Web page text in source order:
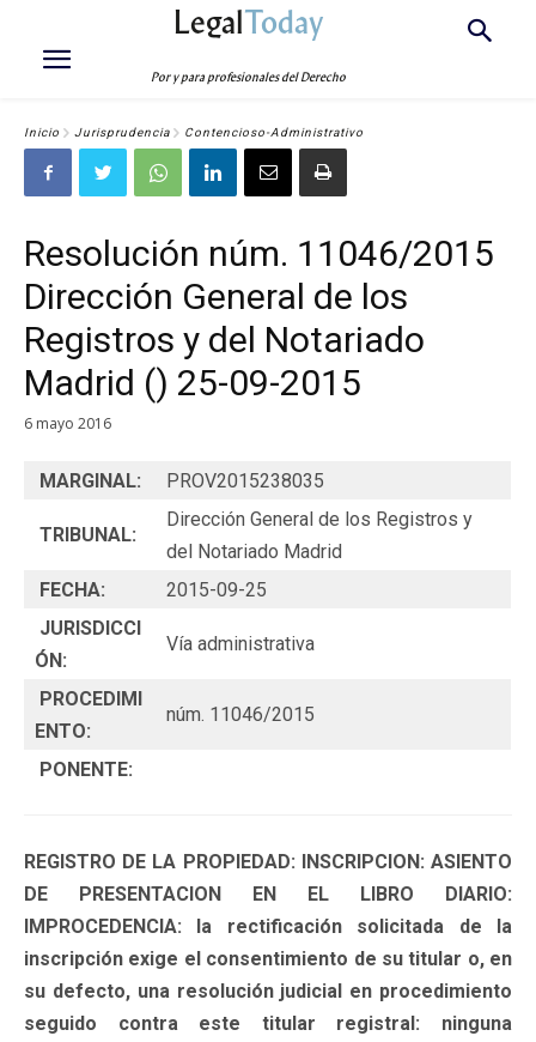
LegalToday
Por y para profesionales del Derecho
Inicio Jurisprudencia Contencioso-Administrativo
Resolución núm. 11046/2015
Dirección General de los
Registros y del Notariado
Madrid () 25-09-2015
6 mayo 2016
MARGINAL: PROV2015238035
TRIBUNAL:
Dirección General de los Registros y
del Notariado Madrid
FECHA:
2015-09-25
JURISDICCI
ÓN:
Vía administrativa
PROCEDIMI
ENTO:
núm. 11046/2015
PONENTE:
REGISTRO DE LA PROPIEDAD: INSCRIPCION: ASIENTO
DE PRESENTACION EN EL LIBRO DIARIO:
IMPROCEDENCIA: la rectificación solicitada de la
inscripción exige el consentimiento de su titular o, en
su defecto, una resolución judicial en procedimiento
seguido contra este titular registral: ninguna